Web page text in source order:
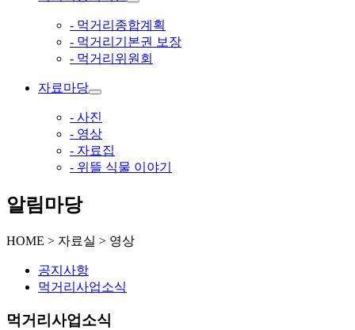
- 먹거리종합계획
- 먹거리기본권 보장
- 먹거리위원회
자료마당
- 사진
- 영상
- 자료집
- 위뜰 식물 이야기
알림마당
HOME > 자료실 > 영상
공지사항
먹거리사업소식
먹거리사업소식